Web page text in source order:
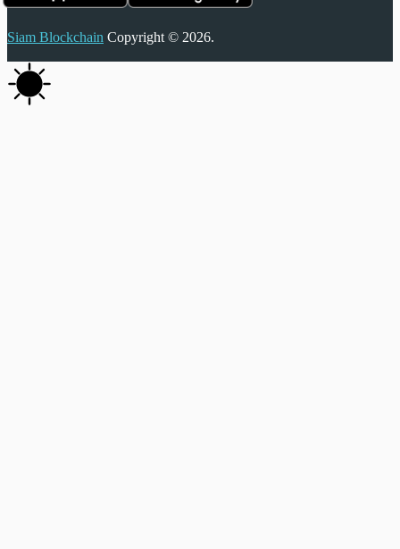
Siam Blockchain Copyright © 2026.